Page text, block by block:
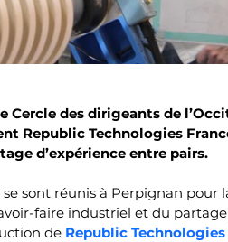
des dirigeants de
Republic Technologies
d’expérience entre pairs.
sont réunis à Perpignan
faire industriel et du partage
de Republic Technologies